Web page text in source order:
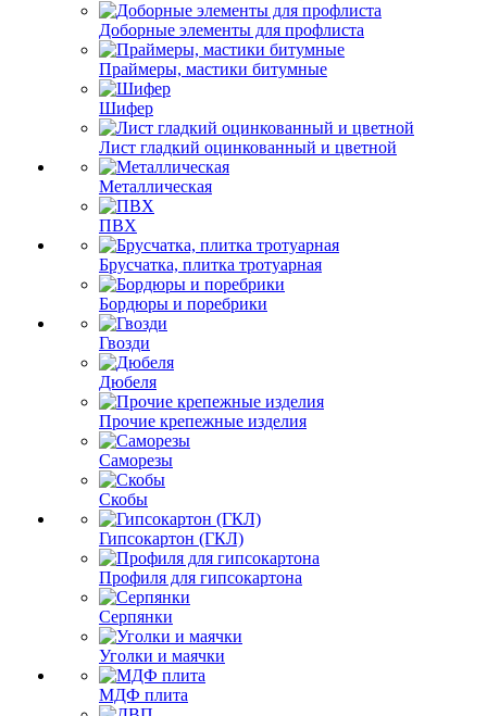
Доборные элементы для профлиста
Праймеры, мастики битумные
Шифер
Лист гладкий оцинкованный и цветной
Металлическая
ПВХ
Брусчатка, плитка тротуарная
Бордюры и поребрики
Гвозди
Дюбеля
Прочие крепежные изделия
Саморезы
Скобы
Гипсокартон (ГКЛ)
Профиля для гипсокартона
Серпянки
Уголки и маячки
МДФ плита